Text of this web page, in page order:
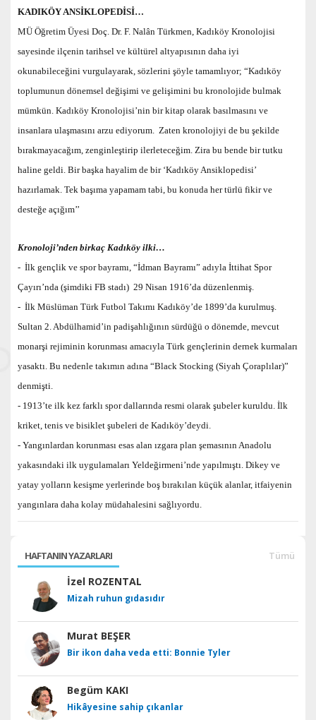
KADIKÖY ANSİKLOPEDİSİ…
MÜ Öğretim Üyesi Doç. Dr. F. Nalân Türkmen, Kadıköy Kronolojisi
sayesinde ilçenin tarihsel ve kültürel altyapısının daha iyi
okunabileceğini vurgulayarak, sözlerini şöyle tamamlıyor; “Kadıköy
toplumunun dönemsel değişimi ve gelişimini bu kronolojide bulmak
mümkün. Kadıköy Kronolojisi’nin bir kitap olarak basılmasını ve
insanlara ulaşmasını arzu ediyorum. Zaten kronolojiyi de bu şekilde
bırakmayacağım, zenginleştirip ilerleteceğim. Zira bu bende bir tutku
haline geldi. Bir başka hayalim de bir ‘Kadıköy Ansiklopedisi’
hazırlamak. Tek başıma yapamam tabi, bu konuda her türlü fikir ve
desteğe açığım’’
Kronoloji’nden birkaç Kadıköy ilki…
- İlk gençlik ve spor bayramı, “İdman Bayramı” adıyla İttihat Spor
Çayırı’nda (şimdiki FB stadı) 29 Nisan 1916’da düzenlenmiş.
- İlk Müslüman Türk Futbol Takımı Kadıköy’de 1899’da kurulmuş.
Sultan 2. Abdülhamid’in padişahlığının sürdüğü o dönemde, mevcut
monarşi rejiminin korunması amacıyla Türk gençlerinin dernek kurmaları
yasaktı. Bu nedenle takımın adına “Black Stocking (Siyah Çoraplılar)”
denmişti.
- 1913’te ilk kez farklı spor dallarında resmi olarak şubeler kuruldu. İlk
kriket, tenis ve bisiklet şubeleri de Kadıköy’deydi.
- Yangınlardan korunması esas alan ızgara plan şemasının Anadolu
yakasındaki ilk uygulamaları Yeldeğirmeni’nde yapılmıştı. Dikey ve
yatay yolların kesişme yerlerinde boş bırakılan küçük alanlar, itfaiyenin
yangınlara daha kolay müdahalesini sağlıyordu.
HAFTANIN YAZARLARI Tümü
İzel ROZENTAL
Mizah ruhun gıdasıdır
Murat BEŞER
Bir ikon daha veda etti: Bonnie Tyler
Begüm KAKI
Hikâyesine sahip çıkanlar